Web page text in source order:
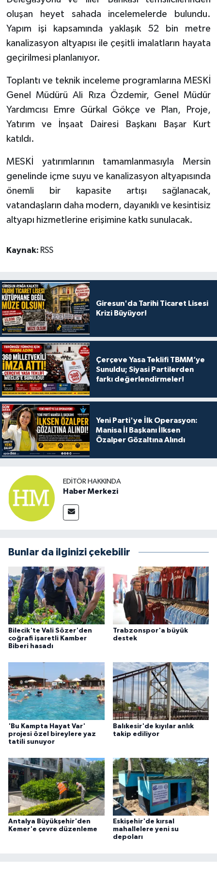
oluşan heyet sahada incelemelerde bulundu.
Yapım işi kapsamında yaklaşık 52 bin metre
kanalizasyon altyapısı ile çeşitli imalatların hayata
geçirilmesi planlanıyor.
Toplantı ve teknik inceleme programlarına MESKİ
Genel Müdürü Ali Rıza Özdemir, Genel Müdür
Yardımcısı Emre Gürkal Gökçe ve Plan, Proje,
Yatırım ve İnşaat Dairesi Başkanı Başar Kurt
katıldı.
MESKİ yatırımlarının tamamlanmasıyla Mersin
genelinde içme suyu ve kanalizasyon altyapısında
önemli bir kapasite artışı sağlanacak,
vatandaşların daha modern, dayanıklı ve kesintisiz
altyapı hizmetlerine erişimine katkı sunulacak.
Kaynak: RSS
Giresun'da Tarihi Ticaret Lisesi
Krizi Büyüyor!
Çerçeve Yasa Teklifi TBMM’ye
Sunuldu; Siyasi Partilerden
farkı değerlendirmeler!
Yeni Parti'ye İlk Operasyon:
Manisa İl Başkanı İlksen
Özalper Gözaltına Alındı
EDITÖR HAKKINDA
Haber Merkezi
Bunlar da ilginizi çekebilir
Bilecik'te Vali Sözer'den
coğrafi işaretli Kamber
Biberi hasadı
Trabzonspor'a büyük
destek
'Bu Kampta Hayat Var'
projesi özel bireylere yaz
tatili sunuyor
Balıkesir'de kıyılar anlık
takip ediliyor
Antalya Büyükşehir'den
Kemer'e çevre düzenleme
Eskişehir'de kırsal
mahallelere yeni su
depoları